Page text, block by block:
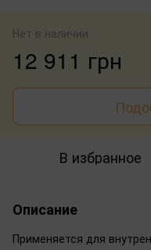
Нет в наличии
12 911 грн
В избранное
Описание
Применяется для